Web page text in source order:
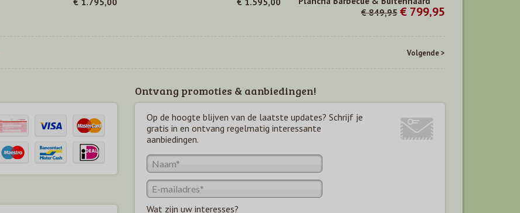
€ 1.795,00
€ 1.595,00
€ 849,95 € 799,95
Volgende >
Ontvang promoties & aanbiedingen!
Op de hoogte blijven van de laatste updates? Schrijf je
gratis in en ontvang regelmatig interessante
aanbiedingen.
Wat zijn uw interesses?